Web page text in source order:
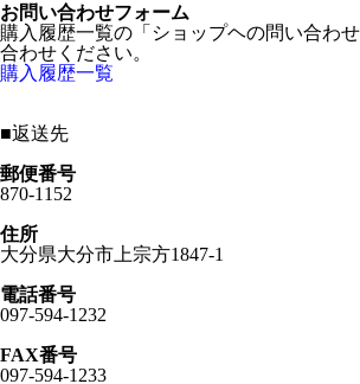
お問い合わせフォーム
購入履歴一覧の「ショップヘの問い合わ
合わせください。
購入履歴一覧
■返送先
郵便番号
870-1152
住所
大分県大分市上宗方1847-1
電話番号
097-594-1232
FAX番号
097-594-1233